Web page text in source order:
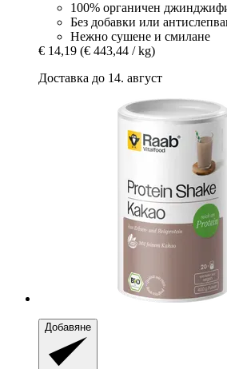
100% органичен
Без добавки или
Нежно сушене и смилане
€ 14,19 (€ 443,44 / kg)
Доставка до 14. август
Добавяне